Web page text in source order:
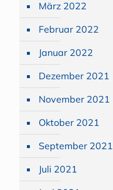
März 2022
Februar 2022
Januar 2022
Dezember 2021
November 2021
Oktober 2021
September 2021
Juli 2021